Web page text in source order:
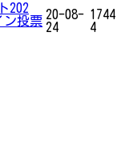
202
ン投票 20-08-
24
1744
4